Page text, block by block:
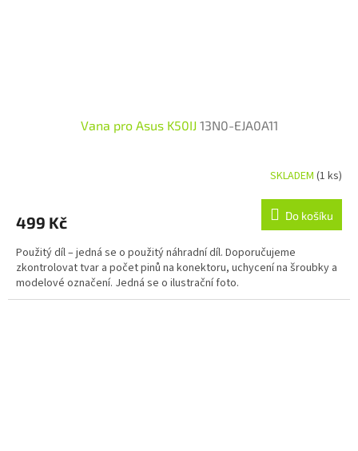
Vana pro Asus K50IJ 13N0-EJA0A11
SKLADEM (1 ks)
499 Kč Do košíku
Použitý díl – jedná se o použitý náhradní díl. Doporučujeme
zkontrolovat tvar a počet pinů na konektoru, uchycení na šroubky a
modelové označení. Jedná se o ilustrační foto.